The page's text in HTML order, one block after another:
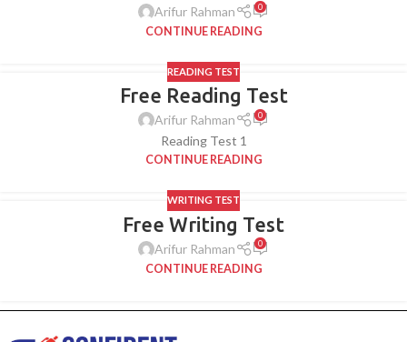
Arifur Rahman 0
CONTINUE READING
READING TEST
Free Reading Test
Arifur Rahman 0
Reading Test 1
CONTINUE READING
WRITING TEST
Free Writing Test
Arifur Rahman 0
CONTINUE READING